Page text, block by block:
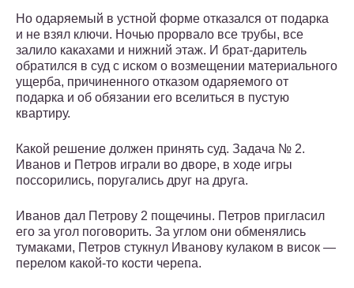
Но одаряемый в устной форме отказался от подарка
и не взял ключи. Ночью прорвало все трубы, все
залило какахами и нижний этаж. И брат-даритель
обратился в суд с иском о возмещении материального
ущерба, причиненного отказом одаряемого от
подарка и об обязании его вселиться в пустую
квартиру.
Какой решение должен принять суд. Задача № 2.
Иванов и Петров играли во дворе, в ходе игры
поссорились, поругались друг на друга.
Иванов дал Петрову 2 пощечины. Петров пригласил
его за угол поговорить. За углом они обменялись
тумаками, Петров стукнул Иванову кулаком в висок —
перелом какой-то кости черепа.